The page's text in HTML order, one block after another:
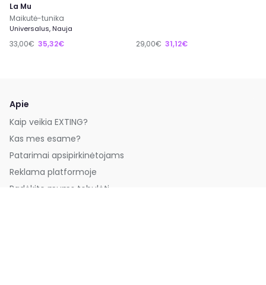
La Mu
Maikutė-tunika
Universalus, Nauja
33,00€ 35,32€ 29,00€ 31,12€
Apie
Kaip veikia EXTING?
Kas mes esame?
Patarimai apsipirkinėtojams
Reklama platformoje
Padėkite mums tobulėti